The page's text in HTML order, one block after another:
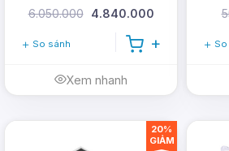
Dễ dàng lắp đặt: Sân vườn, nơi
hứng nên việc lựa chọn đèn
không cần phải chạy đường
6.050.000 4.840.000
So sánh
Xem nhanh
20%
GIẢM